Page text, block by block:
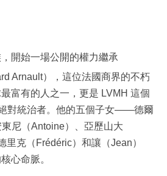
開始一場公開的權力繼承
Arnault），這位法國商界的不朽
富有的人之一，更是 LVMH 這個
對統治者。他的五個子女——德爾
尼（Antoine）、亞歷山大
里克（Frédéric）和讓（Jean）
心命脈。